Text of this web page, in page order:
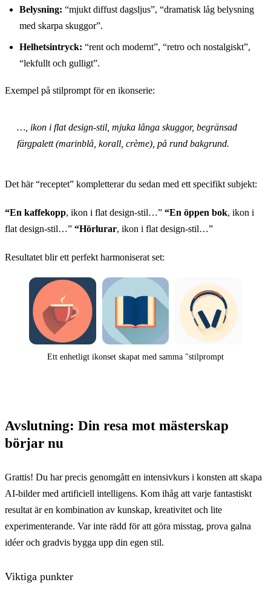
Belysning: “mjukt diffust dagsljus”, “dramatisk låg belysning
med skarpa skuggor”.
Helhetsintryck: “rent och modernt”, “retro och nostalgiskt”,
“lekfullt och gulligt”.
Exempel på stilprompt för en ikonserie:
…, ikon i flat design-stil, mjuka långa skuggor, begränsad
färgpalett (marinblå, korall, crème), på rund bakgrund.
Det här “receptet” kompletterar du sedan med ett specifikt subjekt:
“En kaffekopp, ikon i flat design-stil…” “En öppen bok, ikon i
flat design-stil…” “Hörlurar, ikon i flat design-stil…”
Resultatet blir ett perfekt harmoniserat set:
Ett enhetligt ikonset skapat med samma "stilprompt
Avslutning: Din resa mot mästerskap
börjar nu
Grattis! Du har precis genomgått en intensivkurs i konsten att skapa
AI-bilder med artificiell intelligens. Kom ihåg att varje fantastiskt
resultat är en kombination av kunskap, kreativitet och lite
experimenterande. Var inte rädd för att göra misstag, prova galna
idéer och gradvis bygga upp din egen stil.
Viktiga punkter